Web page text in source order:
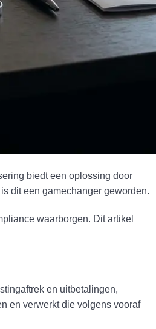
biedt een oplossing door
dit een gamechanger geworden.
waarborgen. Dit artikel
en uitbetalingen,
en verwerkt die volgens vooraf